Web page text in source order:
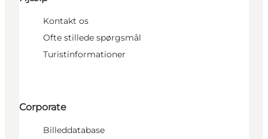
Kontakt os
Ofte stillede spørgsmål
Turistinformationer
Corporate
Billeddatabase